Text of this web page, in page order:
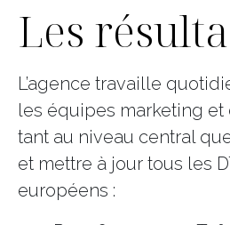
Les
L’agence travaille
les équipes marketing et
tant au niveau central
et mettre à jour tous les
européens :